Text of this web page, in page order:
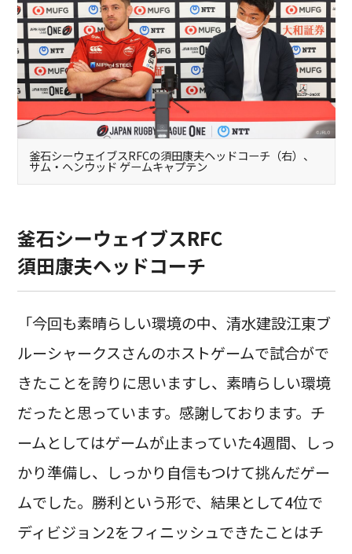
釜石シーウェイブスRFCの須田康夫ヘッドコーチ（右）、
サム・ヘンウッド ゲームキャプテン
釜石シーウェイブスRFC
須田康夫ヘッドコーチ
「今回も素晴らしい環境の中、清水建設江東ブ
ルーシャークスさんのホストゲームで試合がで
きたことを誇りに思いますし、素晴らしい環境
だったと思っています。感謝しております。チ
ームとしてはゲームが止まっていた4週間、しっ
かり準備し、しっかり自信もつけて挑んだゲー
ムでした。勝利という形で、結果として4位で
ディビジョン2をフィニッシュできたことはチ